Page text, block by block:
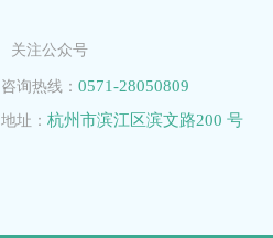
关注公众号
咨询热线：0571-28050809
地址：杭州市滨江区滨文路200 号